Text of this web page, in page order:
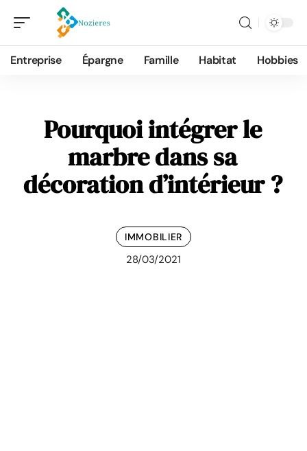
Entreprise Épargne Famille Habitat Hobbies
Pourquoi intégrer le
marbre dans sa
décoration d’intérieur ?
IMMOBILIER
28/03/2021